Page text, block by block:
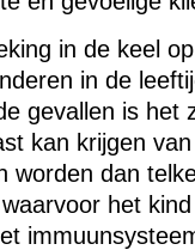
in de keel
in de
gevallen is het
kan krijgen
worden dan
het